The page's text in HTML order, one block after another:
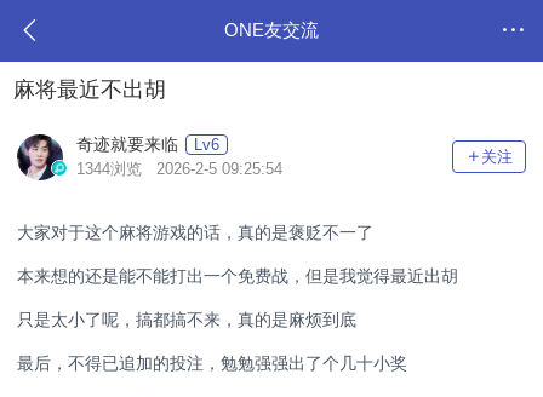
ONE友交流
麻将最近不出胡
奇迹就要来临
Lv6
1344浏览 2026-2-5 09:25:54
关注
大家对于这个麻将游戏的话，真的是褒贬不一了
本来想的还是能不能打出一个免费战，但是我觉得最近出胡
只是太小了呢，搞都搞不来，真的是麻烦到底
最后，不得已追加的投注，勉勉强强出了个几十小奖